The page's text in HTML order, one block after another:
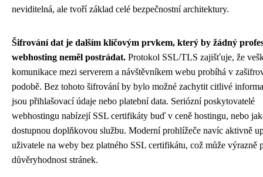
neviditelná, ale tvoří základ celé bezpečnostní architektury.
Šifrování dat je dalším klíčovým prvkem, který by žádný
webhosting neměl postrádat. Protokol SSL/TLS zajišťuje, že
komunikace mezi serverem a návštěvníkem webu probíhá v
podobě. Bez tohoto šifrování by bylo možné zachytit citlivé
jsou přihlašovací údaje nebo platební data. Seriózní poskytovatelé
webhostingu nabízejí SSL certifikáty buď v ceně hostingu, nebo
dostupnou doplňkovou službu. Moderní prohlížeče navíc aktivně
uživatele na weby bez platného SSL certifikátu, což může výrazně
důvěryhodnost stránek.